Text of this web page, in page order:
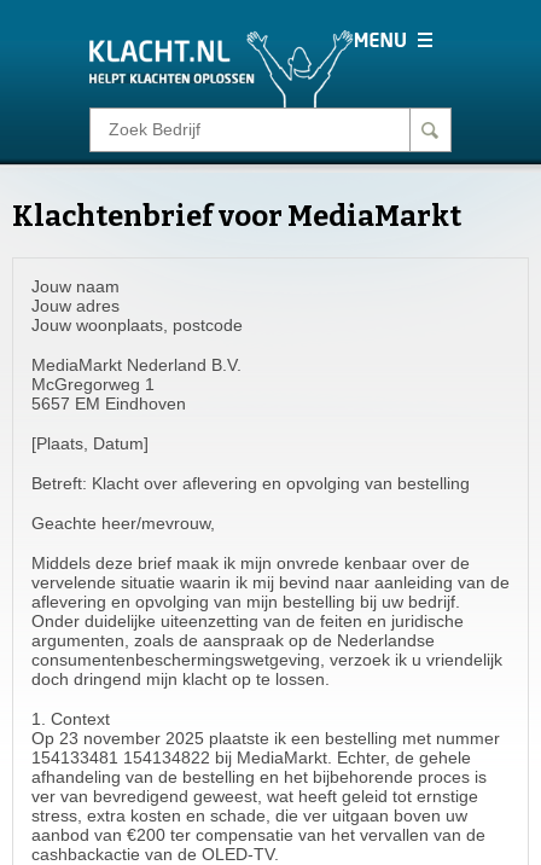
Klacht melden
Consumentenrecht
Barometer
Voor Bedrijven
Login
Klachtenbrief voor MediaMarkt
Jouw naam
Jouw adres
Jouw woonplaats, postcode
MediaMarkt Nederland B.V.
McGregorweg 1
5657 EM Eindhoven
[Plaats, Datum]
Betreft: Klacht over aflevering en opvolging van bestelling
Geachte heer/mevrouw,
Middels deze brief maak ik mijn onvrede kenbaar over de
vervelende situatie waarin ik mij bevind naar aanleiding van de
aflevering en opvolging van mijn bestelling bij uw bedrijf.
Onder duidelijke uiteenzetting van de feiten en juridische
argumenten, zoals de aanspraak op de Nederlandse
consumentenbeschermingswetgeving, verzoek ik u vriendelijk
doch dringend mijn klacht op te lossen.
1. Context
Op 23 november 2025 plaatste ik een bestelling met nummer
154133481 154134822 bij MediaMarkt. Echter, de gehele
afhandeling van de bestelling en het bijbehorende proces is
ver van bevredigend geweest, wat heeft geleid tot ernstige
stress, extra kosten en schade, die ver uitgaan boven uw
aanbod van €200 ter compensatie van het vervallen van de
cashbackactie van de OLED-TV.